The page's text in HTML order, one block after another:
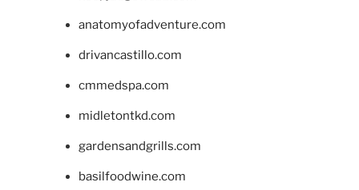
anatomyofadventure.com
drivancastillo.com
cmmedspa.com
midletontkd.com
gardensandgrills.com
basilfoodwine.com